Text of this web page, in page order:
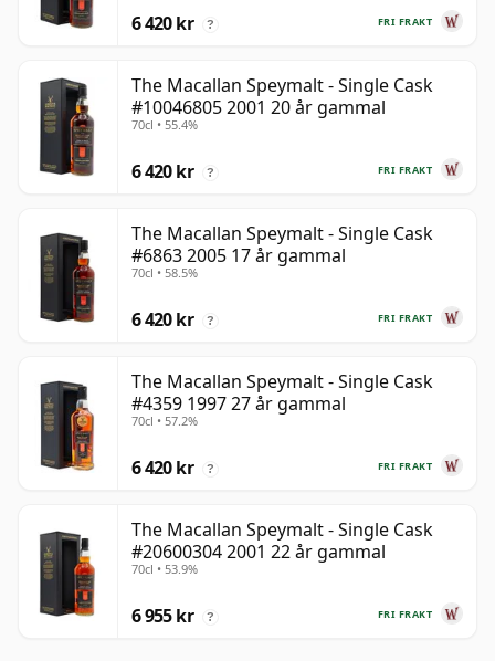
FRI FRAKT
6 420 kr ?
The Macallan Speymalt - Single Cask
#10046805 2001 20 år gammal
70cl • 55.4%
FRI FRAKT
6 420 kr ?
The Macallan Speymalt - Single Cask
#6863 2005 17 år gammal
70cl • 58.5%
FRI FRAKT
6 420 kr ?
The Macallan Speymalt - Single Cask
#4359 1997 27 år gammal
70cl • 57.2%
FRI FRAKT
6 420 kr ?
The Macallan Speymalt - Single Cask
#20600304 2001 22 år gammal
70cl • 53.9%
FRI FRAKT
6 955 kr ?